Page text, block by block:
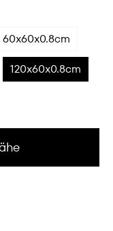
60x60x0.8cm
120x60x0.8cm